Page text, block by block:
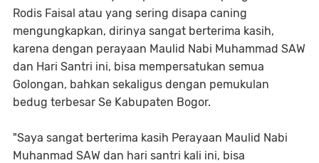
Rodis Faisal atau yang sering disapa caning
mengungkapkan, dirinya sangat berterima kasih,
karena dengan perayaan Maulid Nabi Muhammad SAW
dan Hari Santri ini, bisa mempersatukan semua
Golongan, bahkan sekaligus dengan pemukulan
bedug terbesar Se Kabupaten Bogor.
"Saya sangat berterima kasih Perayaan Maulid Nabi
Muhanmad SAW dan hari santri kali ini, bisa